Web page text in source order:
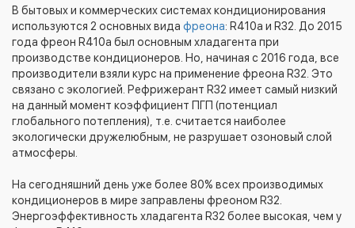
В бытовых и коммерческих системах кондиционирования
используются 2 основных вида фреона: R410a и R32. До 2015
года фреон R410a был основным хладагента при
производстве кондиционеров. Но, начиная с 2016 года, все
производители взяли курс на применение фреона R32. Это
связано с экологией. Рефрижерант R32 имеет самый низкий
на данный момент коэффициент ПГП (потенциал
глобального потепления), т.е. считается наиболее
экологически дружелюбным, не разрушает озоновый слой
атмосферы.
На сегодняшний день уже более 80% всех производимых
кондиционеров в мире заправлены фреоном R32.
Энергоэффективность хладагента R32 более высокая, чем у